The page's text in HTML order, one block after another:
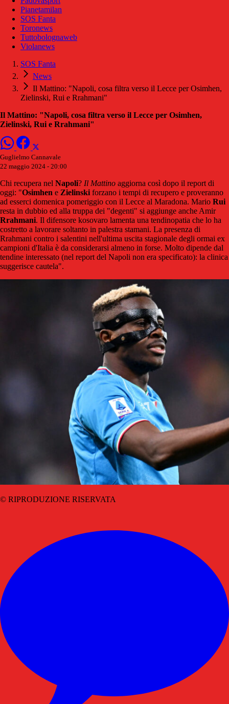
Pianetamilan
SOS Fanta
Toronews
Tuttobolognaweb
Violanews
SOS Fanta
News
Il Mattino: "Napoli, cosa filtra verso il Lecce per Osimhen,
Zielinski, Rui e Rrahmani"
Il Mattino: "Napoli, cosa filtra verso il Lecce per Osimhen,
Zielinski, Rui e Rrahmani"
Guglielmo Cannavale
22 maggio 2024 - 20:00
Chi recupera nel Napoli? Il Mattino aggiorna così dopo il report di
oggi: "Osimhen e Zielinski forzano i tempi di recupero e proveranno
ad esserci domenica pomeriggio con il Lecce al Maradona. Mario Rui
resta in dubbio ed alla truppa dei "degenti" si aggiunge anche Amir
Rrahmani. Il difensore kosovaro lamenta una tendinopatia che lo ha
costretto a lavorare soltanto in palestra stamani. La presenza di
Rrahmani contro i salentini nell'ultima uscita stagionale degli ormai ex
campioni d'Italia è da considerarsi almeno in forse. Molto dipende dal
tendine interessato (nel report del Napoli non era specificato): la clinica
suggerisce cautela".
© RIPRODUZIONE RISERVATA